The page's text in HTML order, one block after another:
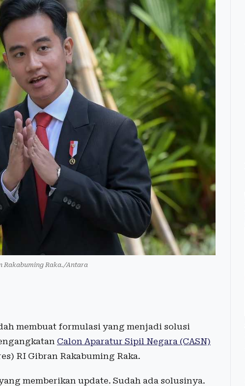
Rakabuming Raka./Antara
membuat formulasi yang menjadi solusi
Calon Aparatur Sipil Negara (CASN)
RI Gibran Rakabuming Raka.
memberikan update. Sudah ada solusinya.